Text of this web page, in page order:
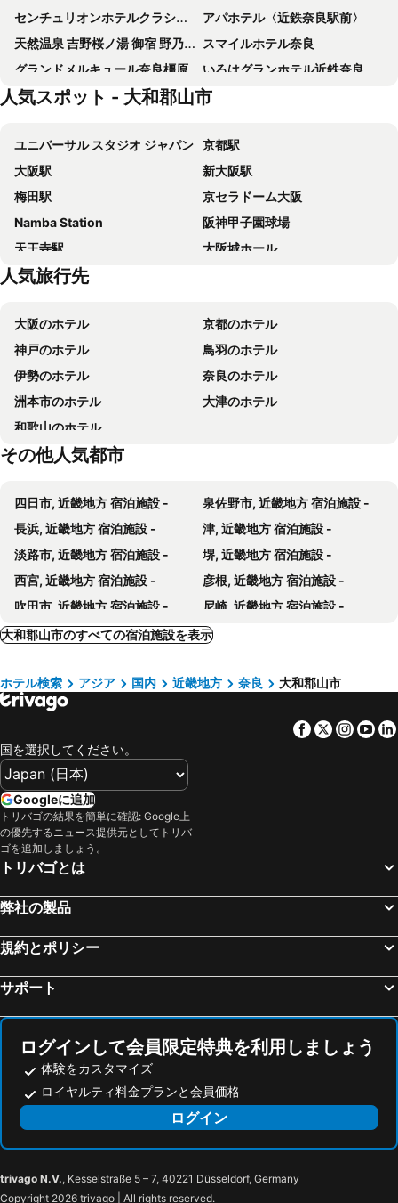
センチュリオンホテルクラシック奈良
アパホテル〈近鉄奈良駅前〉
天然温泉 吉野桜ノ湯 御宿 野乃 奈良
スマイルホテル奈良
グランドメルキュール奈良橿原
いろはグランホテル近鉄奈良駅前
ピアッツァホテル奈良
グランヴィリオホテル奈良 和蔵
カンデオホテルズ奈良橿原
ノボテル奈良
サリ・リゾート香芝店
ダイワロイヤルホテル Ｄ－ＰＲＥＭＩＵＭ 奈良
奈良ホテル
奈良ワシントンホテルプラザ
変なホテル奈良
スーパーホテルLohasJR奈良駅
コンフォート ホテル 奈良
Ｕ・コミュニティホテル
東横 INN 奈良王寺駅南口
Toyoko Inn Higashi-osaka
オークホステル奈良
MIROKU NARA by THE SHARE HOTELS
東横イン奈良新大宮駅前
寝屋川トレンドホテル
ホテルルートイン桜井駅前
大和橿原シティホテル
Toyoko Inn Tenri Ekimae
ラコスタ四条畷
ザ・セレクトン東大阪長田駅前
ホテル パゴダ
ニューコマンダーホテル 大阪 <寝屋川>
Hotel Livemax Nara Ekimae
ホテルアジール・奈良
ＨＯＴＥＬ Ａｌｌａｍａｎｄａ（ホテル アラマンダ）
天然温泉 スーパーホテル奈良・大和郡山
ビジネスホテル サンマルコ
セトレ ならまち
奈良旅館別館 Sweet 螢 源
AURA Resort Nara (Adult Only)
Hotel S
サンホテル大和郡山
ホテル ロッコ 奈良 - 大人専用
D-CUBE奈良店
ホテル エソール＜大人限定＞
JW マリオット・ホテル奈良
Wing Nara - Adult Only
奈良 チャペルクラシック
Hotel Glamoura La Fete
紫翠 ラグジュアリーコレクションホテル 奈良
ギャラリー コンパス
ふふ 奈良
人気スポット - 大和郡山市
ユニバーサル スタジオ ジャパン 京都駅
大阪駅
新大阪駅
梅田駅
京セラドーム大阪
Namba Station
阪神甲子園球場
天王寺駅
大阪城ホール
奈良駅
心斎橋
本町駅
万博記念公園
西九条駅
長居陸上競技場
嵐山
ナラマチ
興福寺
法隆寺
奈良公園
難波グランド花月
なんばウォーク
なんばシティ
万博公園 日本庭園
知恩院
天満天神繁昌亭
鶴見区
グランフロント大阪
人気旅行先
大阪のホテル
京都のホテル
神戸のホテル
鳥羽のホテル
伊勢のホテル
奈良のホテル
洲本市のホテル
大津のホテル
和歌山のホテル
その他人気都市
四日市, 近畿地方 宿泊施設 -
泉佐野市, 近畿地方 宿泊施設 -
長浜, 近畿地方 宿泊施設 -
津, 近畿地方 宿泊施設 -
淡路市, 近畿地方 宿泊施設 -
堺, 近畿地方 宿泊施設 -
西宮, 近畿地方 宿泊施設 -
彦根, 近畿地方 宿泊施設 -
吹田市, 近畿地方 宿泊施設 -
尼崎, 近畿地方 宿泊施設 -
常滑市, 中部/北陸地方 宿泊施設 -
鈴鹿, 近畿地方 宿泊施設 -
舞鶴, 近畿地方 宿泊施設 -
天理, 近畿地方 宿泊施設 -
明石, 近畿地方 宿泊施設 -
豊中市, 近畿地方 宿泊施設 -
大阪, 近畿地方 宿泊施設 -
神戸, 近畿地方 宿泊施設 -
姫路, 近畿地方 宿泊施設 -
大津, 近畿地方 宿泊施設 -
南あわじ市, 近畿地方 宿泊施設 -
浦安市, 関東地方 宿泊施設 -
名古屋, 中部/北陸地方 宿泊施設 -
大和郡山市のすべての宿泊施設を表示
ホテル検索 アジア 国内 近畿地方 奈良 大和郡山市
Facebook
Twitter
国を選択してください。
Googleに追加
トリバゴの結果を簡単に確認: Google上
の優先するニュース提供元としてトリバ
ゴを追加しましょう。
トリバゴとは
弊社の製品
規約とポリシー
サポート
ログインして会員限定特典を利用しましょう
体験をカスタマイズ
ロイヤルティ料金プランと会員価格
ログイン
trivago N.V., Kesselstraße 5 – 7, 40221 Düsseldorf, Germany
Copyright 2026 trivago | All rights reserved.